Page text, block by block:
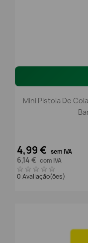
Mini Pistola De
4,99 € sem IVA
6,14 € com IVA
0 Avaliação(ões)